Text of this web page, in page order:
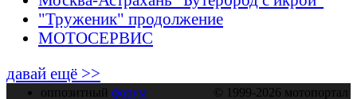
"Труженик" продолжение
МОТОСЕРВИС
давай ещё >>
оппозитный форум © 1999-2026 мотопортал